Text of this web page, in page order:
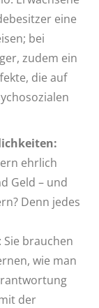
eine
bei
zudem ein
die auf
ehrlich
Geld – und
Denn jedes
brauchen
wie man
der